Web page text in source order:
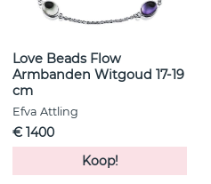
Love Beads Flow
Armbanden Witgoud 17-19
cm
Efva Attling
€ 1400
Koop!